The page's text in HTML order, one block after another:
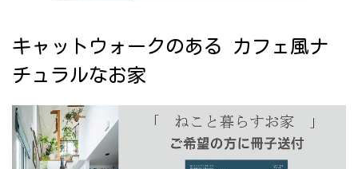
キャットウォークのある カフェ風ナ
チュラルなお家